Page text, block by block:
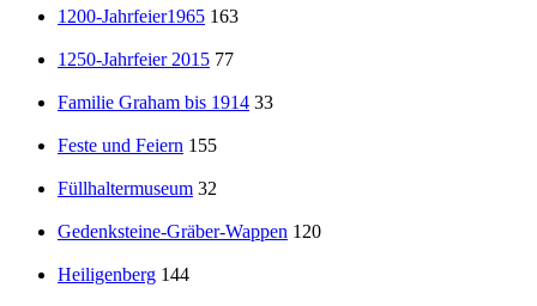
1200-Jahrfeier1965 163
1250-Jahrfeier 2015 77
Familie Graham bis 1914 33
Feste und Feiern 155
Füllhaltermuseum 32
Gedenksteine-Gräber-Wappen 120
Heiligenberg 144